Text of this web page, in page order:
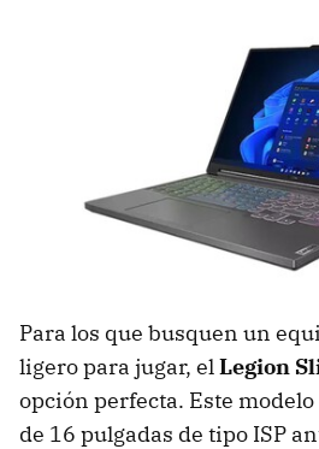
Para los que busquen un
ligero para jugar, elLegion
opción perfecta. Este
de 16 pulgadas de tipo ISP